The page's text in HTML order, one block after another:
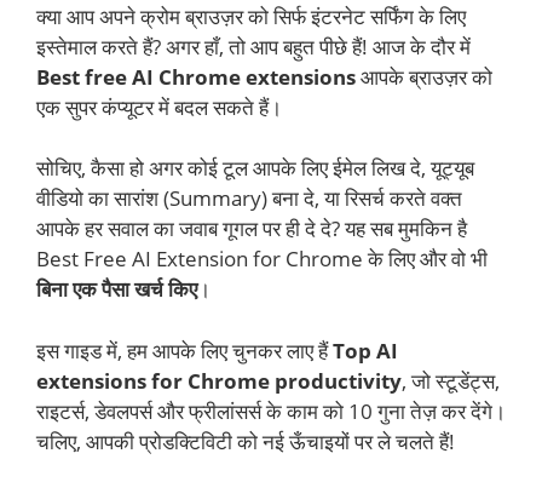
क्या आप अपने क्रोम ब्राउज़र को सिर्फ इंटरनेट सर्फिंग के लिए
इस्तेमाल करते हैं? अगर हाँ, तो आप बहुत पीछे हैं! आज के दौर में
Best free AI Chrome extensionsआपके ब्राउज़र को
एक सुपर कंप्यूटर में बदल सकते हैं।
सोचिए, कैसा हो अगर कोई टूल आपके लिए ईमेल लिख दे, यूट्यूब
वीडियो का सारांश (Summary) बना दे, या रिसर्च करते वक्त
आपके हर सवाल का जवाब गूगल पर ही दे दे? यह सब मुमकिन है
Best Free AI Extension for Chrome के लिए और वो भी
बिना एक पैसा खर्च किए।
इस गाइड में, हम आपके लिए चुनकर लाए हैंTop AI
extensions for Chrome productivity, जो स्टूडेंट्स,
राइटर्स, डेवलपर्स और फ्रीलांसर्स के काम को 10 गुना तेज़ कर देंगे।
चलिए, आपकी प्रोडक्टिविटी को नई ऊँचाइयों पर ले चलते हैं!